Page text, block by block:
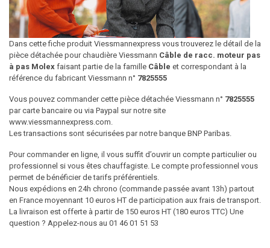
Dans cette fiche produit Viessmannexpress vous trouverez le détail de la
pièce détachée pour chaudière Viessmann Câble de racc. moteur pas
à pas Molex faisant partie de la famille Câble et correspondant à la
référence du fabricant Viessmann n° 7825555
Vous pouvez commander cette pièce détachée Viessmann n° 7825555
par carte bancaire ou via Paypal sur notre site
www.viessmannexpress.com.
Les transactions sont sécurisées par notre banque BNP Paribas.
Pour commander en ligne, il vous suffit d’ouvrir un compte particulier ou
professionnel si vous êtes chauffagiste. Le compte professionnel vous
permet de bénéficier de tarifs préférentiels.
Nous expédions en 24h chrono (commande passée avant 13h) partout
en France moyennant 10 euros HT de participation aux frais de transport.
La livraison est offerte à partir de 150 euros HT (180 euros TTC) Une
question ? Appelez-nous au 01 46 01 51 53